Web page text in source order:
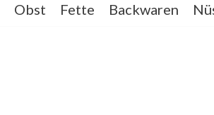
Obst Fette Backwaren